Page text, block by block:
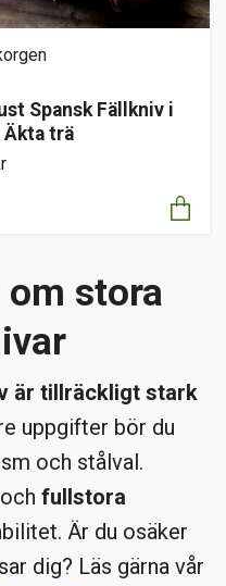
Spansk Fällkniv i
Äkta trä
stora
är tillräckligt stark
uppgifter bör du
och stålval.
och fullstora
Är du osäker
dig? Läs gärna vår